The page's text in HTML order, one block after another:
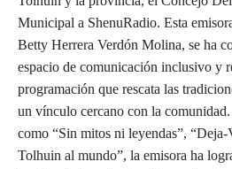
Municipal a ShenuRadio. Esta
Betty Herrera Verdón Molina, se ha
espacio de comunicación inclusivo y
programación que rescata las
un vínculo cercano con la comunidad.
como “Sin mitos ni leyendas”,
Tolhuin al mundo”, la emisora ha